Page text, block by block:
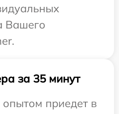
Вашего
за 35 минут
приедет в